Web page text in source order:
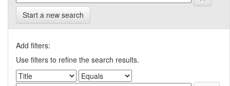
Start a new search
Add filters:
Use filters to refine the search results.